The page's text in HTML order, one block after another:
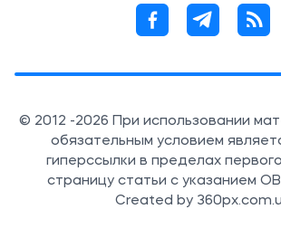
© 2012 -2026 При использовании
обязательным условием
гиперссылки в пределах
страницу статьи с указанием
Created by